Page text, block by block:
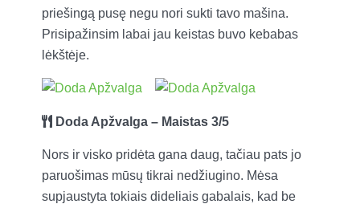
priešingą pusę negu nori sukti tavo mašina.
Prisipažinsim labai jau keistas buvo kebabas
lėkštėje.
Doda Apžvalga – Maistas 3/5
Nors ir visko pridėta gana daug, tačiau pats jo
paruošimas mūsų tikrai nedžiugino. Mėsa
supjaustyta tokiais dideliais gabalais, kad be